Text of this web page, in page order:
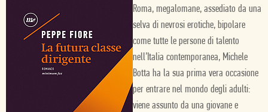
Roma, megalomane, assediato da una
selva di nevrosi erotiche, bipolare
come tutte le persone di talento
nell’Italia contemporanea, Michele
Botta ha la sua prima vera occasione
per entrare nel mondo degli adulti:
viene assunto da una giovane e